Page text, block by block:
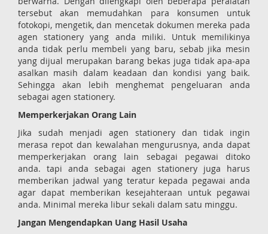
tersebut akan memudahkan para konsumen untuk
fotokopi, mengetik, dan mencetak dokumen mereka pada
agen stationery yang anda miliki. Untuk memilikinya
anda tidak perlu membeli yang baru, sebab jika mesin
yang dijual merupakan barang bekas juga tidak apa-apa
asalkan masih dalam keadaan dan kondisi yang baik.
Sehingga akan lebih menghemat pengeluaran anda
sebagai agen stationery.
Memperkerjakan Orang Lain
Jika sudah menjadi agen stationery dan tidak ingin
merasa repot dan kewalahan mengurusnya, anda dapat
memperkerjakan orang lain sebagai pegawai ditoko
anda. tapi anda sebagai agen stationery juga harus
memberikan jadwal yang teratur kepada pegawai anda
agar dapat memberikan kesejahteraan untuk pegawai
anda. Minimal mereka libur sekali dalam satu minggu.
Jangan Mengendapkan Uang Hasil Usaha